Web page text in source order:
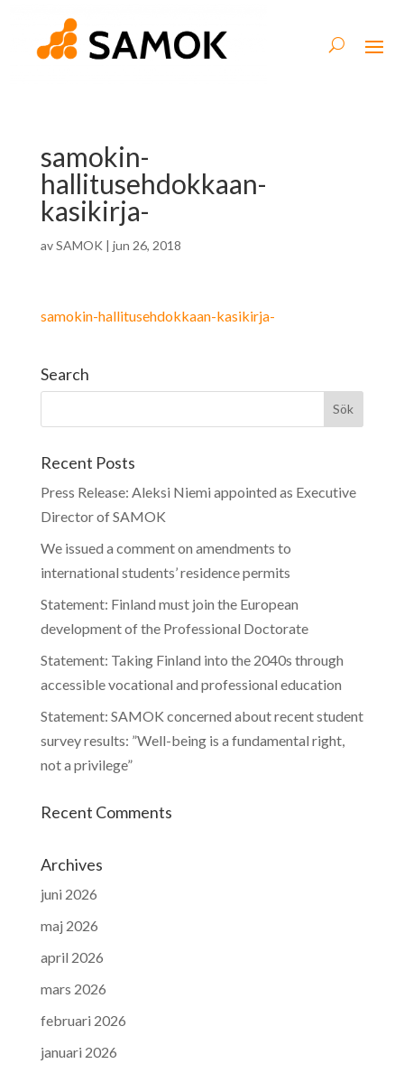
samokin-
hallitusehdokkaan-
kasikirja-
avSAMOK | jun 26, 2018
samokin-hallitusehdokkaan-kasikirja-
Search
Recent Posts
Press Release: Aleksi Niemi appointed as Executive
Director of SAMOK
We issued a comment on amendments to
international students’ residence permits
Statement: Finland must join the European
development of the Professional Doctorate
Statement: Taking Finland into the 2040s through
accessible vocational and professional education
Statement: SAMOK concerned about recent student
survey results: ”Well-being is a fundamental right,
not a privilege”
Recent Comments
Archives
juni 2026
maj 2026
april 2026
mars 2026
februari 2026
januari 2026